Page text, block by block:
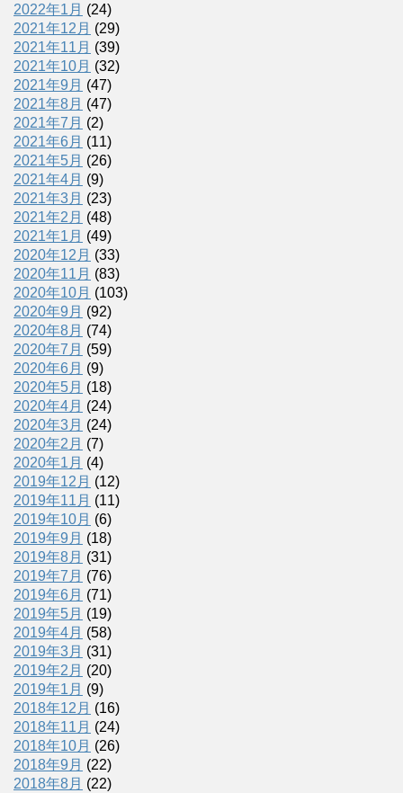
2022年1月 (24)
2021年12月 (29)
2021年11月 (39)
2021年10月 (32)
2021年9月 (47)
2021年8月 (47)
2021年7月 (2)
2021年6月 (11)
2021年5月 (26)
2021年4月 (9)
2021年3月 (23)
2021年2月 (48)
2021年1月 (49)
2020年12月 (33)
2020年11月 (83)
2020年10月 (103)
2020年9月 (92)
2020年8月 (74)
2020年7月 (59)
2020年6月 (9)
2020年5月 (18)
2020年4月 (24)
2020年3月 (24)
2020年2月 (7)
2020年1月 (4)
2019年12月 (12)
2019年11月 (11)
2019年10月 (6)
2019年9月 (18)
2019年8月 (31)
2019年7月 (76)
2019年6月 (71)
2019年5月 (19)
2019年4月 (58)
2019年3月 (31)
2019年2月 (20)
2019年1月 (9)
2018年12月 (16)
2018年11月 (24)
2018年10月 (26)
2018年9月 (22)
2018年8月 (22)